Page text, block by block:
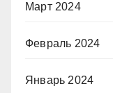
Март 2024
Февраль 2024
Январь 2024